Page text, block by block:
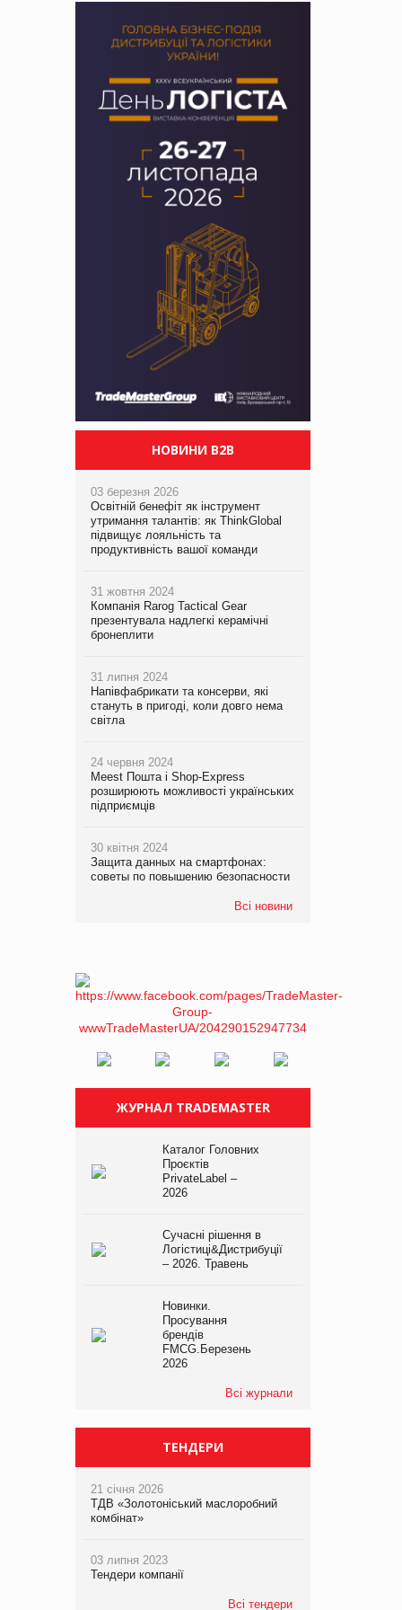
НОВИНИ B2B
03 березня 2026
Освітній бенефіт як інструмент
утримання талантів: як ThinkGlobal
підвищує лояльність та
продуктивність вашої команди
31 жовтня 2024
Компанія Rarog Tactical Gear
презентувала надлегкі керамічні
бронеплити
31 липня 2024
Напівфабрикати та консерви, які
стануть в пригоді, коли довго нема
світла
24 червня 2024
Meest Пошта і Shop-Express
розширюють можливості українських
підприємців
30 квітня 2024
Защита данных на смартфонах:
советы по повышению безопасности
Всі новини
ЖУРНАЛ TRADEMASTER
Каталог Головних
Проєктів
PrivateLabel –
2026
Сучасні рішення в
Логістиці&Дистрибуції
– 2026. Травень
Новинки.
Просування
брендів
FMCG.Березень
2026
Всі журнали
ТЕНДЕРИ
21 січня 2026
ТДВ «Золотоніський маслоробний
комбінат»
03 липня 2023
Тендери компанії
Всі тендери